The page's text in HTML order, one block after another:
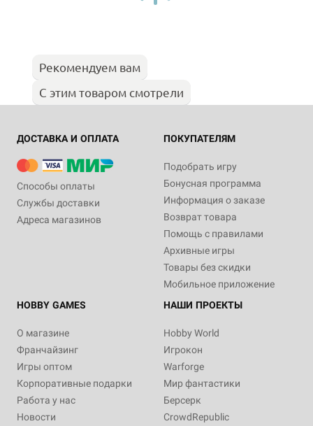
Рекомендуем вам
С этим товаром смотрели
ДОСТАВКА И ОПЛАТА
Способы оплаты
Службы доставки
Адреса магазинов
ПОКУПАТЕЛЯМ
Подобрать игру
Бонусная программа
Информация о заказе
Возврат товара
Помощь с правилами
Архивные игры
Товары без скидки
Мобильное приложение
HOBBY GAMES
О магазине
Франчайзинг
Игры оптом
Корпоративные подарки
Работа у нас
Новости
НАШИ ПРОЕКТЫ
Hobby World
Игрокон
Warforge
Мир фантастики
Берсерк
CrowdRepublic